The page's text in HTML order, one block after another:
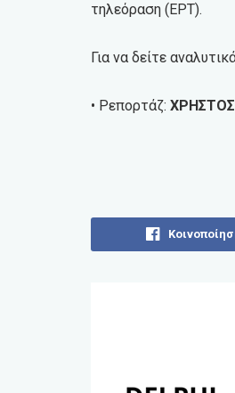
τηλεόραση (ΕΡΤ).
Για να δείτε
• Ρεπορτάζ: